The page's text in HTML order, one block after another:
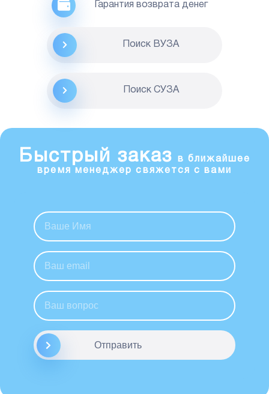
Гарантия возврата денег
Поиск ВУЗА
Поиск CУЗА
Быстрый заказ
в ближайшее
время менеджер свяжется с вами
Отправить